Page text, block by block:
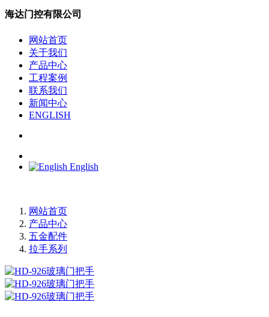
海达门控有限公司
网站首页
关于我们
产品中心
工程案例
联系我们
新闻中心
ENGLISH
English
网站首页
产品中心
五金配件
拉手系列